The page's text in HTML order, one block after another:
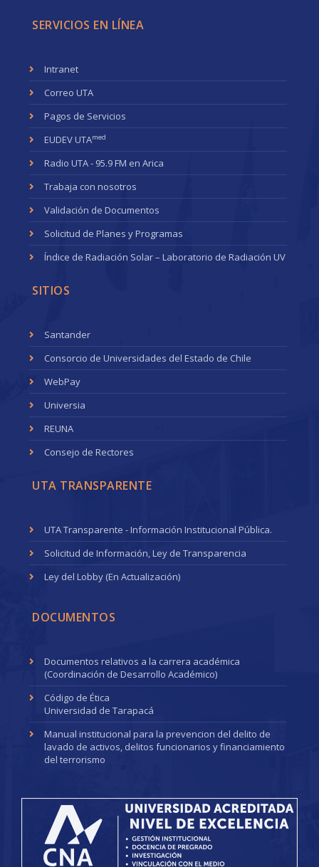
SERVICIOS EN LÍNEA
Intranet
Correo UTA
Pagos de Servicios
EUDEV UTAmed
Radio UTA - 95.9 FM en Arica
Trabaja con nosotros
Validación de Documentos
Solicitud de Planes y Programas
Índice de Radiación Solar – Laboratorio de Radiación UV
SITIOS
Santander
Consorcio de Universidades del Estado de Chile
WebPay
Universia
REUNA
Consejo de Rectores
UTA TRANSPARENTE
UTA Transparente - Información Institucional Pública.
Solicitud de Información, Ley de Transparencia
Ley del Lobby (En Actualización)
DOCUMENTOS
Documentos relativos a la carrera académica
(Coordinación de Desarrollo Académico)
Código de Ética
Universidad de Tarapacá
Manual institucional para la prevencion del delito de
lavado de activos, delitos funcionarios y financiamiento
del terrorismo